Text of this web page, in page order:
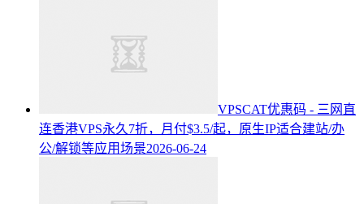
VPSCAT优惠码 - 三网直
连香港VPS永久7折，月付$3.5/起，原生IP适合建站/办
公/解锁等应用场景2026-06-24